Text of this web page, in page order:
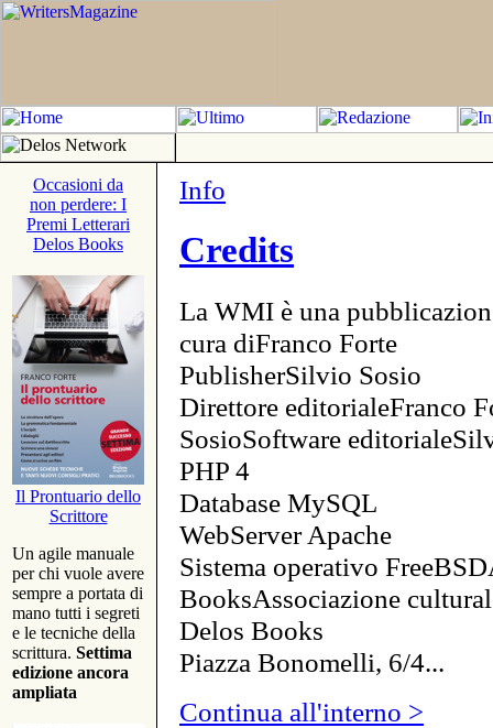
Occasioni da
non perdere: I
Premi Letterari
Delos Books
Il Prontuario dello
Scrittore
Un agile manuale
per chi vuole avere
sempre a portata di
mano tutti i segreti
e le tecniche della
scrittura. Settima
edizione ancora
ampliata
Info
Credits
La WMI è una
cura diFranco Forte
PublisherSilvio Sosio
Direttore editorialeFranco
SosioSoftware
PHP 4
Database MySQL
WebServer Apache
Sistema operativo
BooksAssociazione
Delos Books
Piazza Bonomelli, 6/4...
Continua all'interno >